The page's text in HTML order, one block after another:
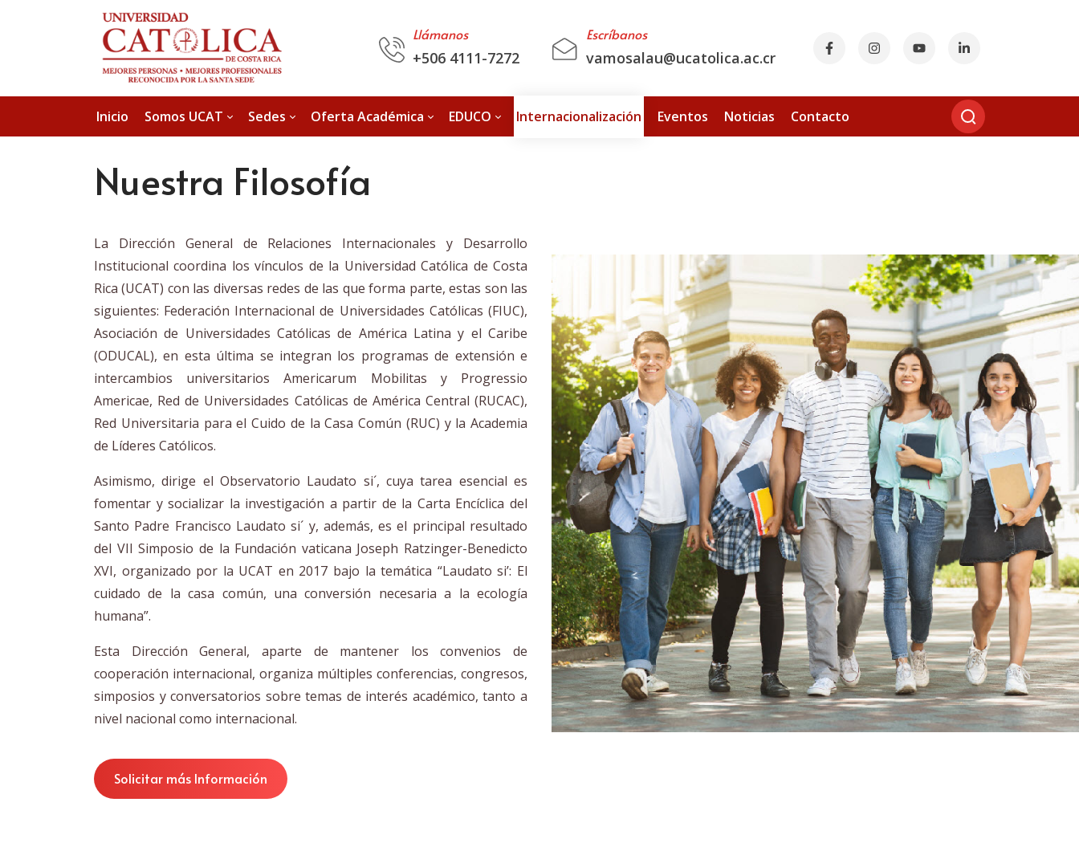
Llámanos
+506 4111-7272
Escríbanos
vamosalau@ucatolica.ac.cr
Inicio Somos UCAT Sedes Oferta Académica EDUCO Internacionalización Eventos Noticias Contacto
Nuestra Filosofía
La Dirección General de Relaciones Internacionales y Desarrollo
Institucional coordina los vínculos de la Universidad Católica de Costa
Rica (UCAT) con las diversas redes de las que forma parte, estas son las
siguientes: Federación Internacional de Universidades Católicas (FIUC),
Asociación de Universidades Católicas de América Latina y el Caribe
(ODUCAL), en esta última se integran los programas de extensión e
intercambios universitarios Americarum Mobilitas y Progressio
Americae, Red de Universidades Católicas de América Central (RUCAC),
Red Universitaria para el Cuido de la Casa Común (RUC) y la Academia
de Líderes Católicos.
Asimismo, dirige el Observatorio Laudato si´, cuya tarea esencial es
fomentar y socializar la investigación a partir de la Carta Encíclica del
Santo Padre Francisco Laudato si´ y, además, es el principal resultado
del VII Simposio de la Fundación vaticana Joseph Ratzinger-Benedicto
XVI, organizado por la UCAT en 2017 bajo la temática “Laudato si’: El
cuidado de la casa común, una conversión necesaria a la ecología
humana”.
Esta Dirección General, aparte de mantener los convenios de
cooperación internacional, organiza múltiples conferencias, congresos,
simposios y conversatorios sobre temas de interés académico, tanto a
nivel nacional como internacional.
Solicitar más Información